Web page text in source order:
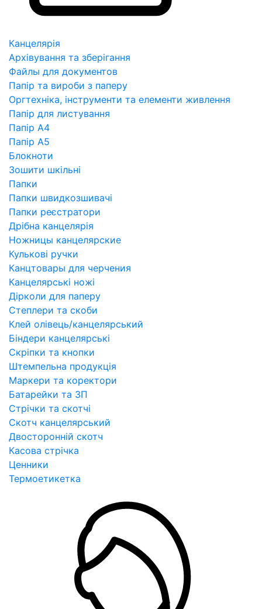
Канцелярія
Архівування та зберігання
Файлы для документов
Папір та вироби з паперу
Оргтехніка, інструменти та елементи живлення
Папір для листування
Папір А4
Папір А5
Блокноти
Зошити шкільні
Папки
Папки швидкозшивачі
Папки реєстратори
Дрібна канцелярія
Ножницы канцелярские
Кулькові ручки
Канцтовары для черчения
Канцелярські ножі
Дірколи для паперу
Степлери та скоби
Клей олівець/канцелярський
Біндери канцелярські
Скріпки та кнопки
Штемпельна продукція
Маркери та коректори
Батарейки та ЗП
Стрічки та скотчі
Скотч канцелярський
Двосторонній скотч
Касова стрічка
Ценники
Термоетикетка